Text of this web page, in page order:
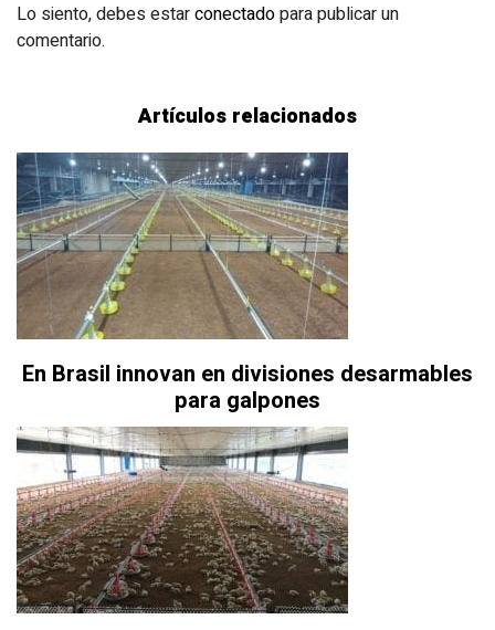
Lo siento, debes estarconectadopara publicar un
comentario.
Artículos relacionados
En Brasil innovan en divisiones desarmables
para galpones